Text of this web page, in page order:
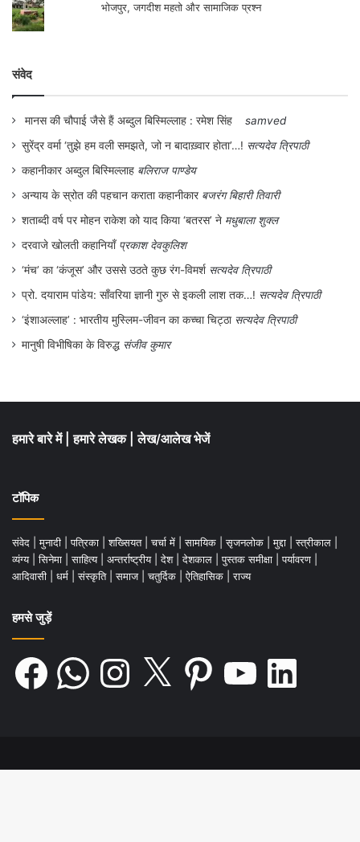
भोजपुर, जगदीश महतो और सामाजिक प्रश्न
संवेद
मानस की चौपाई जैसे हैं अब्दुल बिस्मिल्लाह : रमेश सिंह
samved
सुरेंद्र वर्मा ‘तुझे हम वली समझते, जो न बादाख़्वार होता’…! सत्यदेव त्रिपाठी
कहानीकार अब्दुल बिस्मिल्लाह बलिराज पाण्डेय
अन्याय के स्रोत की पहचान कराता कहानीकार बजरंग बिहारी तिवारी
शताब्दी वर्ष पर मोहन राकेश को याद किया ‘बतरस’ ने मधुबाला शुक्ल
दरवाजे खोलती कहानियाँ प्रकाश देवकुलिश
‘मंच’ का ‘कंजूस’ और उससे उठते कुछ रंग-विमर्श सत्यदेव त्रिपाठी
प्रो. दयाराम पांडेय: साँवरिया ज्ञानी गुरु से इकली लाश तक…! सत्यदेव त्रिपाठी
‘इंशाअल्लाह’ : भारतीय मुस्लिम-जीवन का कच्चा चिट्ठा सत्यदेव त्रिपाठी
मानुषी विभीषिका के विरुद्ध संजीव कुमार
हमारे बारे में हमारे लेखक लेख/आलेख भेजें
टॉपिक
संवेद मुनादी पत्रिका शख्सियत चर्चा में सामयिक सृजनलोक मुद्दा स्त्रीकाल
व्यंग्य
सिनेमा साहित्य अन्तर्राष्ट्रीय देश देशकाल पुस्तक समीक्षा पर्यावरण
आदिवासी
धर्म संस्कृति समाज चतुर्दिक ऐतिहासिक राज्य
हमसे जुड़ें
Facebook WhatsAppInstagram Pinterest LinkedIn